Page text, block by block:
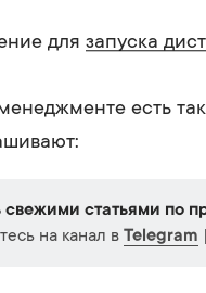
для запуска
есть
свежими статьями по
на канал в Telegram |